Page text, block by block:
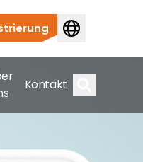
Kontakt